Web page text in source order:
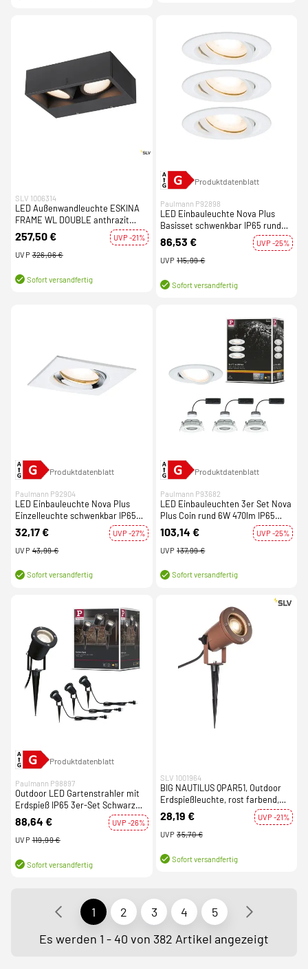
SLV 1006314
LED Außenwandleuchte ESKINA
FRAME WL DOUBLE anthrazit
IP65 IK06 27W CCT 3000/4000K
257,50 €
UVP -21%
UVP 326,06 €
Sofort versandfertig
Produktdatenblatt
Paulmann P92898
LED Einbauleuchte Nova Plus
Basisset schwenkbar IP65 rund
93mm GU10 3x7W 460lm 230V
dimmbar 2700K Weiß matt
86,53 €
UVP -25%
UVP 115,99 €
Sofort versandfertig
Produktdatenblatt
Paulmann P92904
LED Einbauleuchte Nova Plus
Einzelleuchte schwenkbar IP65
eckig 93x93mm GU10 7W 460lm
230V dimmbar 2700K Weiß
matt/Chrom
32,17 €
UVP -27%
UVP 43,99 €
Sofort versandfertig
Produktdatenblatt
Paulmann P93682
LED Einbauleuchten 3er Set Nova
Plus Coin rund 6W 470lm IP65
Weiß matt schwenkbar dimmbar
230V
103,14 €
UVP -25%
UVP 137,99 €
Sofort versandfertig
Produktdatenblatt
Paulmann P98897
Outdoor LED Gartenstrahler mit
Erdspieß IP65 3er-Set Schwarz
Aluminium inkl. Leuchtmittel
88,64 €
UVP -26%
UVP 119,99 €
Sofort versandfertig
SLV 1001964
BIG NAUTILUS QPAR51, Outdoor
Erdspießleuchte, rost farbend,
IP65 max. 11W
28,19 €
UVP -21%
UVP 35,70 €
Sofort versandfertig
1 2 3 4
5
Es werden 1 - 40 von 382 Artikel angezeigt